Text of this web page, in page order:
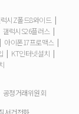
시Z폴드8와이드 |
갤럭시S26플러스 |
| 아이폰17프로맥스 |
| KT인터넷설치 |
공정거래위원회
서건전화